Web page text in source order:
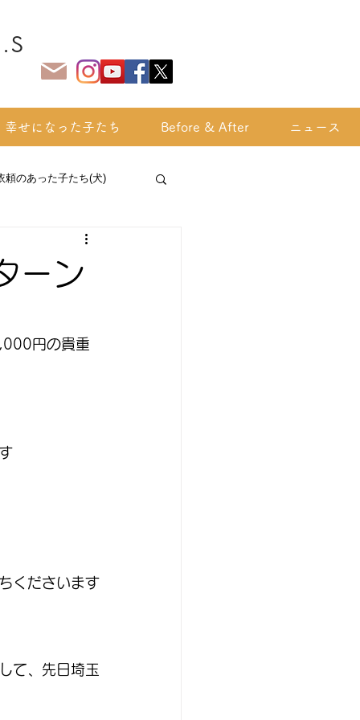
幸せになった子たち Before & After ニュース
頼のあった子たち(犬)
ーン
円の貴重
くださいます
て、先日埼玉